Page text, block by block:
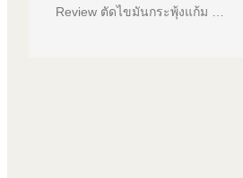
Review ตัดไขมันกระพุ้งแก้ม …